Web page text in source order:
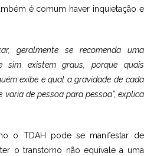
é comum haver inquietação e
geralmente se recomenda uma
sim existem graus, porque quais
exibe e qual a gravidade de cada
varia de pessoa para pessoa”, explica
o TDAH pode se manifestar de
o transtorno não equivale a uma